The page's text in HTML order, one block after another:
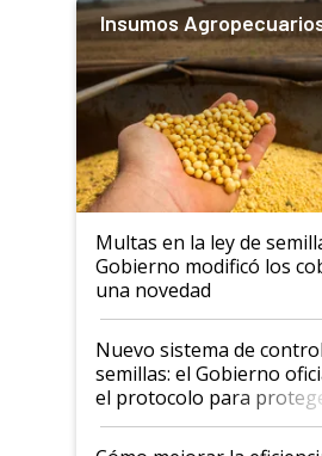
Insumos
Multas en la ley de
Gobierno modificó los
una novedad
Nuevo sistema de
semillas: el Gobierno
el protocolo para
propiedad intelectual